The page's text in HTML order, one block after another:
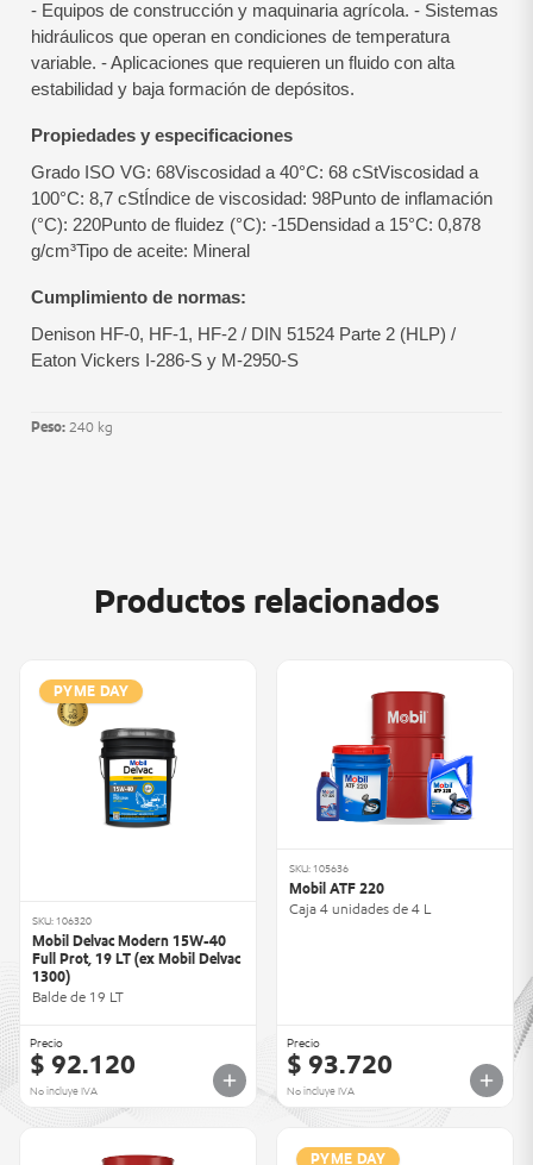
- Equipos de construcción y maquinaria agrícola. - Sistemas
hidráulicos que operan en condiciones de temperatura
variable. - Aplicaciones que requieren un fluido con alta
estabilidad y baja formación de depósitos.
Propiedades y especificaciones
Grado ISO VG: 68Viscosidad a 40°C: 68 cStViscosidad a
100°C: 8,7 cSt Índice de viscosidad: 98Punto de inflamación
(°C): 220Punto de fluidez (°C): -15Densidad a 15°C: 0,878
g/cm³Tipo de aceite: Mineral
Cumplimiento de normas:
Denison HF-0, HF-1, HF-2 / DIN 51524 Parte 2 (HLP) /
Eaton Vickers I-286-S y M-2950-S
Peso: 240 kg
Productos relacionados
PYME DAY
SKU: 106320
Mobil Delvac Modern 15W-40
Full Prot, 19 LT (ex Mobil Delvac
1300)
Balde de 19 LT
Precio
$ 92.120
No incluye IVA
SKU: 105636
Mobil ATF 220
Caja 4 unidades de 4 L
Precio
$ 93.720
No incluye IVA
PYME DAY